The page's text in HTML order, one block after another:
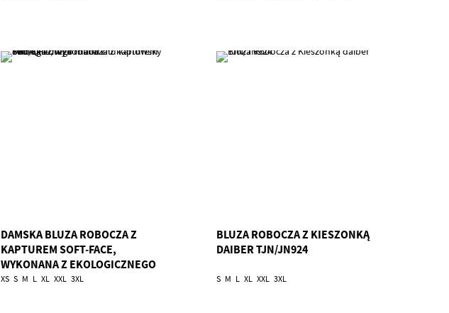
DAMSKA BLUZA ROBOCZA Z
KAPTUREM SOFT-FACE,
WYKONANA Z EKOLOGICZNEGO
MATERIAŁU KARLOWSKY TRL/QF2
XS S M L XL XXL 3XL
BLUZA ROBOCZA Z KIESZONKĄ
DAIBER TJN/JN924
S M L XL XXL 3XL